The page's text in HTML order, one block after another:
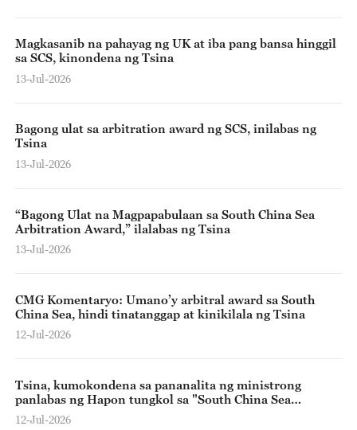
Magkasanib na pahayag ng UK at iba pang bansa hinggil
sa SCS, kinondena ng Tsina
13-Jul-2026
Bagong ulat sa arbitration award ng SCS, inilabas ng
Tsina
13-Jul-2026
“Bagong Ulat na Magpapabulaan sa South China Sea
Arbitration Award,” ilalabas ng Tsina
13-Jul-2026
CMG Komentaryo: Umano’y arbitral award sa South
China Sea, hindi tinatanggap at kinikilala ng Tsina
12-Jul-2026
Tsina, kumokondena sa pananalita ng ministrong
panlabas ng Hapon tungkol sa "South China Sea
Arbitration Award"
12-Jul-2026